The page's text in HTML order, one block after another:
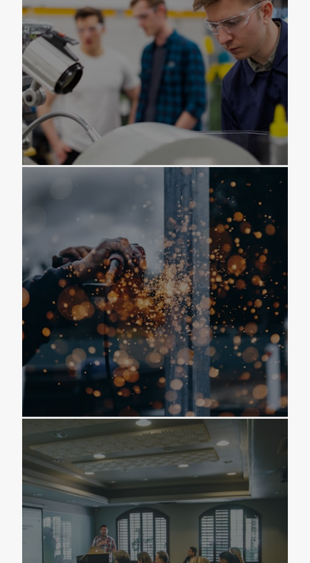
MATÉRIEL NEUF
Les 20 essentiels fibre optique sélectionnés pour les pros.
VOIR LE CATALOGUE →
MARKETPLACE
OCCASION
Achetez et vendez du matériel télécom d'occasion entre
pros.